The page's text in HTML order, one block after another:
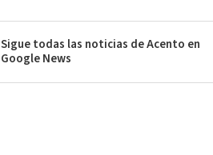
Sigue todas las noticias de Acento en
Google News